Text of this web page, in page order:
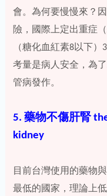
會。為何要慢慢來？
險，國際上定出重症
（糖化血紅素8以下
考量是病人安全，為
管病發作。
5. 藥物不傷肝腎
kidney
目前台灣使用的藥物
最低的國家，理論上